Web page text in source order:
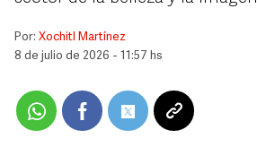
Por: Xochitl Martínez
8 de julio de 2026 - 11:57 hs